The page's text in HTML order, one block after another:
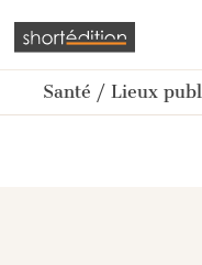
Santé / Lieux